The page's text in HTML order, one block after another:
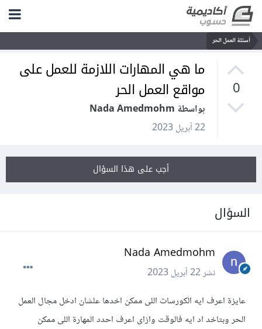
أسئلة العمل الحر
0
ما هي المهارات اللازمة للعمل على
مواقع العمل الحر
بواسطة Nada Amedmohm
22 أبريل 2023
أجب على هذا السؤال
السؤال
Nada Amedmohm
نشر22 أبريل 2023
عايزة اعرف ايه الكورسات اللى ممكن اخدها علشان ادخل مجال العمل
الحر وبتاخد اد ايه فالوقت وازاى اعرف احدد المهارة اللى ممكن